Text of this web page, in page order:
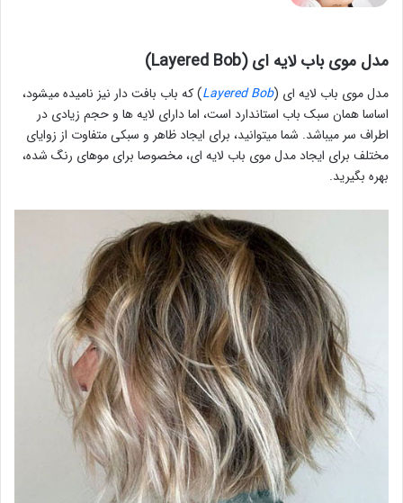
مدل موی باب لایه ای (Layered Bob)
مدل موی باب لایه ای (Layered Bob) که باب بافت دار نیز نامیده میشود،
اساسا همان سبک باب استاندارد است، اما دارای لایه ها و حجم زیادی در
اطراف سر میباشد. شما میتوانید، برای ایجاد ظاهر و سبکی متفاوت از زوایای
مختلف برای ایجاد مدل موی باب لایه ای، مخصوصا برای موهای رنگ شده،
بهره بگیرید.